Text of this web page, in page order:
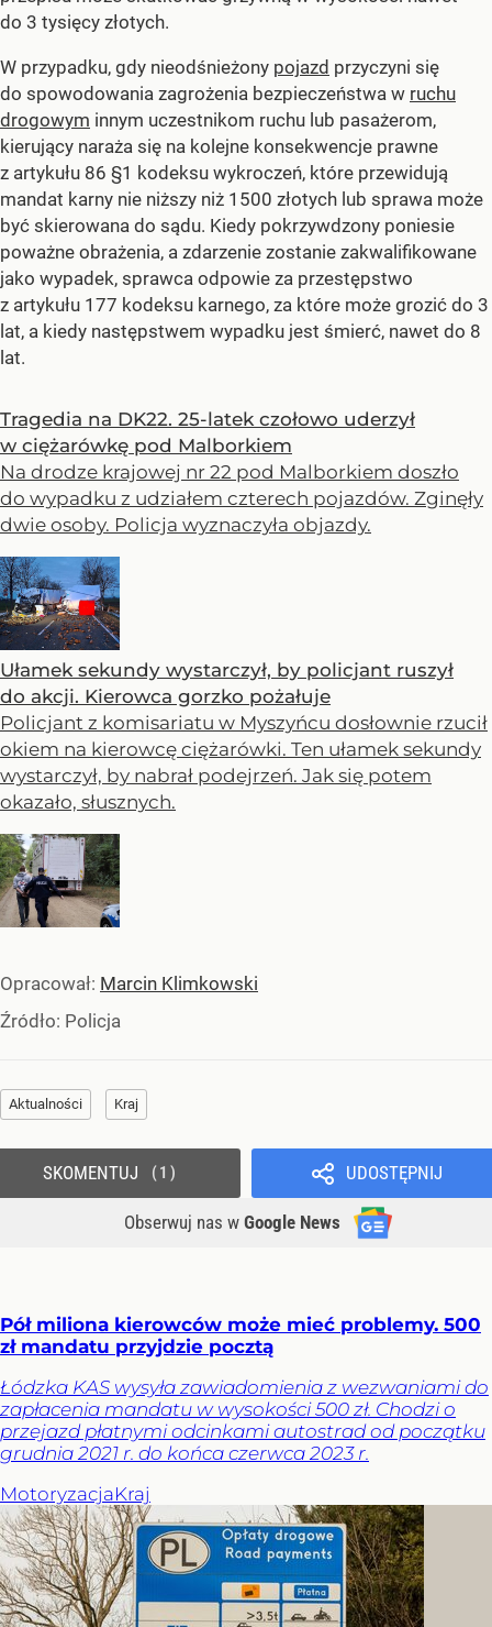
do 3 tysięcy złotych.
W przypadku, gdy nieodśnieżony pojazd przyczyni się
do spowodowania zagrożenia bezpieczeństwa w ruchu
drogowym innym uczestnikom ruchu lub pasażerom,
kierujący naraża się na kolejne konsekwencje prawne
z artykułu 86 §1 kodeksu wykroczeń, które przewidują
mandat karny nie niższy niż 1500 złotych lub sprawa może
być skierowana do sądu. Kiedy pokrzywdzony poniesie
poważne obrażenia, a zdarzenie zostanie zakwalifikowane
jako wypadek, sprawca odpowie za przestępstwo
z artykułu 177 kodeksu karnego, za które może grozić do 3
lat, a kiedy następstwem wypadku jest śmierć, nawet do 8
lat.
Tragedia na DK22. 25-latek czołowo uderzył
w ciężarówkę pod Malborkiem
Na drodze krajowej nr 22 pod Malborkiem doszło
do wypadku z udziałem czterech pojazdów. Zginęły
dwie osoby. Policja wyznaczyła objazdy.
Ułamek sekundy wystarczył, by policjant ruszył
do akcji. Kierowca gorzko pożałuje
Policjant z komisariatu w Myszyńcu dosłownie rzucił
okiem na kierowcę ciężarówki. Ten ułamek sekundy
wystarczył, by nabrał podejrzeń. Jak się potem
okazało, słusznych.
Opracował: Marcin Klimkowski
Źródło: Policja
Aktualności Kraj
UDOSTĘPNIJ
Obserwuj nas w Google News
SKOMENTUJ 1
Pół miliona kierowców może mieć problemy. 500
zł mandatu przyjdzie pocztą
Łódzka KAS wysyła zawiadomienia z wezwaniami do
zapłacenia mandatu w wysokości 500 zł. Chodzi o
przejazd płatnymi odcinkami autostrad od początku
grudnia 2021 r. do końca czerwca 2023 r.
MotoryzacjaKraj